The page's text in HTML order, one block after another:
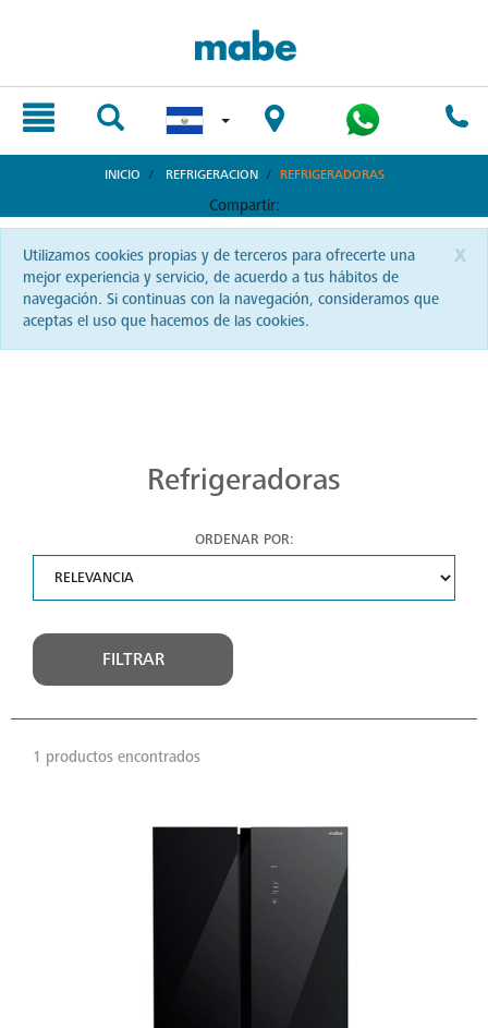
INICIO REFRIGERACION REFRIGERADORAS
Compartir:
x
Utilizamos cookies propias y de terceros para ofrecerte una
mejor experiencia y servicio, de acuerdo a tus hábitos de
navegación. Si continuas con la navegación, consideramos que
aceptas el uso que hacemos de las cookies.
Refrigeradoras
ORDENAR POR:
FILTRAR
1 productos encontrados